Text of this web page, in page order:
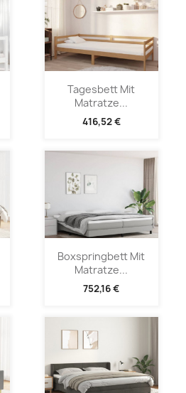
Tagesbett Mit
Matratze...
416,52 €
Boxspringbett Mit
Matratze...
752,16 €